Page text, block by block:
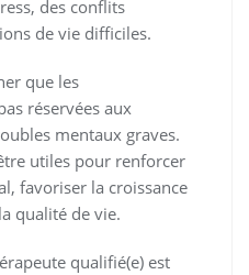
des conflits
de vie difficiles.
que les
réservées aux
mentaux graves.
utiles pour renforcer
favoriser la croissance
qualité de vie.
qualifié(e) est